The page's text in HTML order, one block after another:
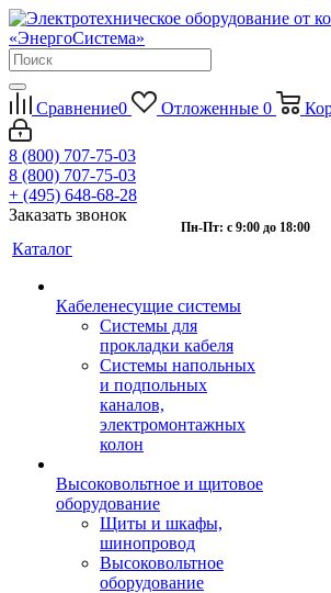
Сравнение0 Отложенные 0
8 (800) 707-75-03
8 (800) 707-75-03
+ (495) 648-68-28
Заказать звонок
Пн-Пт: с 9:00 до 18:00
Каталог
Кабеленесущие системы
Системы для
прокладки кабеля
Системы напольных
и подпольных
каналов,
электромонтажных
колон
Высоковольтное и щитовое
оборудование
Щиты и шкафы,
шинопровод
Высоковольтное
оборудование